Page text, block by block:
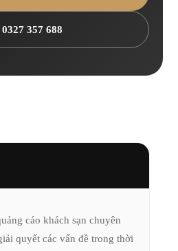
357 688
cáo khách sạn chuyên
quyết các vấn đề trong thời